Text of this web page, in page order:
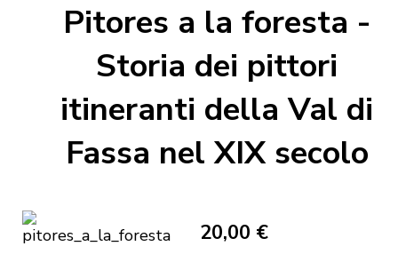
Pitores a la foresta -
Storia dei pittori
itineranti della Val di
Fassa nel XIX secolo
20,00 €